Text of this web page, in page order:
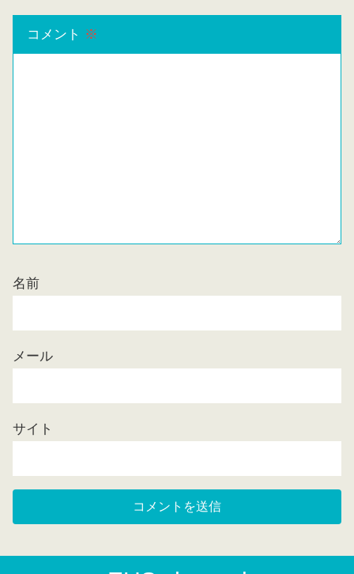
コメント ※
名前
メール
サイト